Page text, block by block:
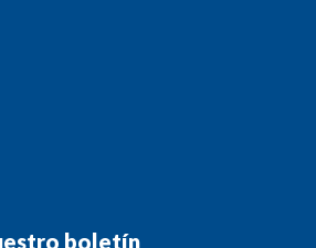
boletín